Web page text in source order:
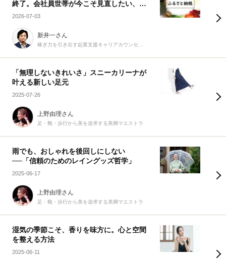
終了。会社員世帯が今こそ見直したい、賢
い活用術
2026-07-03
新井一さん
「無理しないきれいさ」スニーカリーナが
叶える新しい足元
2025-07-26
上野由理さん
足・靴・歩行から美を追求する美脚マエストラ
雨でも、おしゃれを後回しにしない
──「信頼のためのレイングッズ哲学」
2025-06-17
上野由理さん
足・靴・歩行から美を追求する美脚マエストラ
湿気の季節こそ、香りを味方に。心と空間
を整える方法
2025-06-11